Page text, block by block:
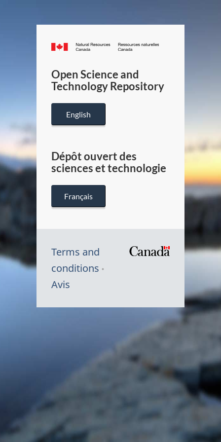
Canada.ca
/
Canada
Open Science and
Technology Repository
English
Dépôt ouvert des
sciences et technologie
Français
Terms and
conditions
Avis
du